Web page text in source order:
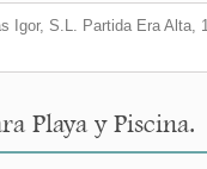
Igor, S.L. Partida Era Alta,
Playa y Piscina.